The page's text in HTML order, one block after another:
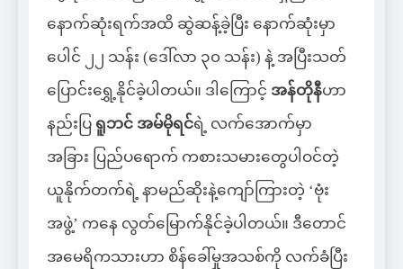
နောက်ဆုံးရက်အထိ ဆွဲဆန့်ခဲ့ပြီး နောက်ဆုံးမှာ
ပေါင် ၂၂ သန်း (ဒေါ်လာ ၃၀ သန်း) နဲ့ အပြီးသတ်
ပြောင်းရွှေ့နိုင်ခဲ့ပါတယ်။ ဒါကြောင့် အန်တိုနီဟာ
နည်းပြ ရူဘင် အမ်မိုရင်ရဲ့ လက်အောက်မှာ
အခြား ပြည်ပရောက် ကစားသမားတွေပါဝင်တဲ့
ယူနိုက်တက်ရဲ့ နာမည်ဆိုးနဲ့ကျော်ကြားတဲ့ ‘ဗုံး
အဖွဲ့’ ကနေ လွတ်မြောက်နိုင်ခဲ့ပါတယ်။ ဒီတောင်
အမေရိကသားဟာ စိန်ခေါ်မှုအသစ်ကို လက်ခံပြီး